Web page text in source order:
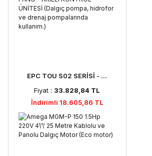
EPC TOU S02 SERİSİ - ...
Fiyat : 33.828,84 TL
İndirimli 18.605,86 TL